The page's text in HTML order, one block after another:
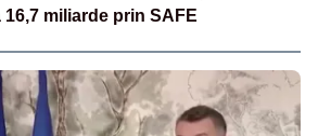
miliarde prin SAFE